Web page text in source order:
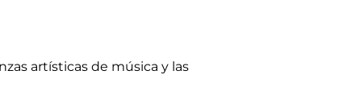
artísticas de música y las